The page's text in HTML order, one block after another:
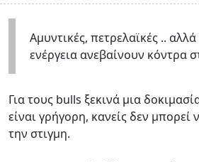
Αμυντικές, πετρελαϊκές ..
ενέργεια ανεβαίνουν κόντρα
Για τους bulls ξεκινά μια
είναι γρήγορη, κανείς δεν μπορεί
την στιγμη.